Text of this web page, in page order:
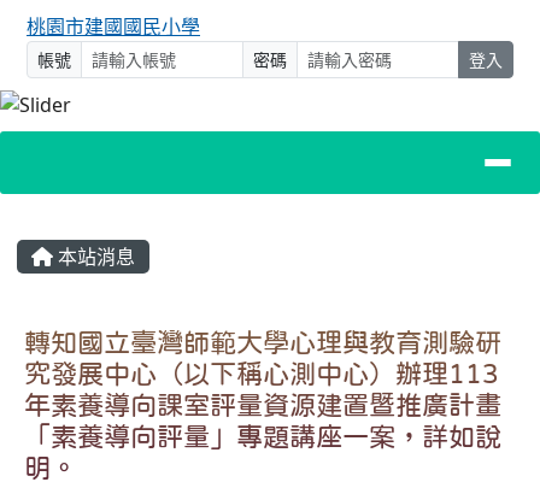
桃園市建國國民小學
帳號 密碼 登入
主內容區域
本站消息
轉知國立臺灣師範大學心理與教育測驗研
究發展中心（以下稱心測中心）辦理113
年素養導向課室評量資源建置暨推廣計畫
「素養導向評量」專題講座一案，詳如說
明。